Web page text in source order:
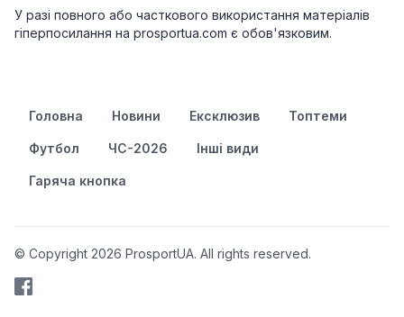
У разі повного або часткового використання матеріалів
гіперпосилання на prosportua.com є обов'язковим.
Головна Новини Ексклюзив Топтеми
Футбол ЧС-2026 Інші види
Гаряча кнопка
© Copyright 2026 ProsportUA. All rights reserved.